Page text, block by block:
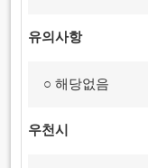
유의사항
○ 해당없음
우천시